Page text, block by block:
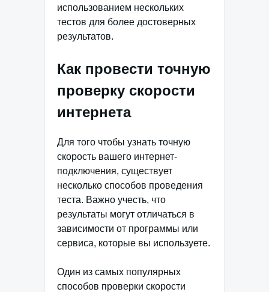
использованием нескольких
тестов для более достоверных
результатов.
Как провести точную
проверку скорости
интернета
Для того чтобы узнать точную
скорость вашего интернет-
подключения, существует
несколько способов проведения
теста. Важно учесть, что
результаты могут отличаться в
зависимости от программы или
сервиса, которые вы используете.
Один из самых популярных
способов проверки скорости